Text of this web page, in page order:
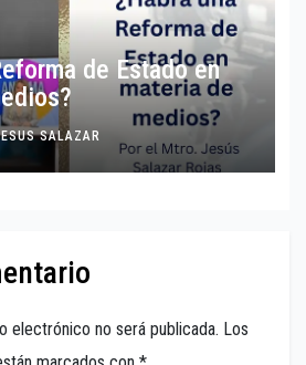
de Estado en
SALAZAR
electrónico no será publicada. Los